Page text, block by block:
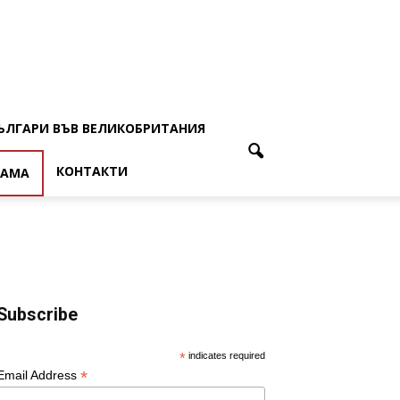
ВЪВ ВЕЛИКОБРИТАНИЯ
КОНТАКТИ
* indicates required
Address *